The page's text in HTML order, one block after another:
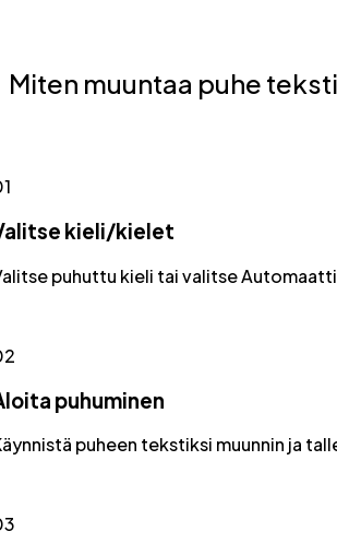
Miten muuntaa puhe
kieli/kielet
puhuttu kieli tai valitse
puhuminen
puheen tekstiksi muunnin ja